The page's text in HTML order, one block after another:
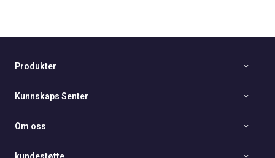
Produkter
Kunnskaps Senter
Om oss